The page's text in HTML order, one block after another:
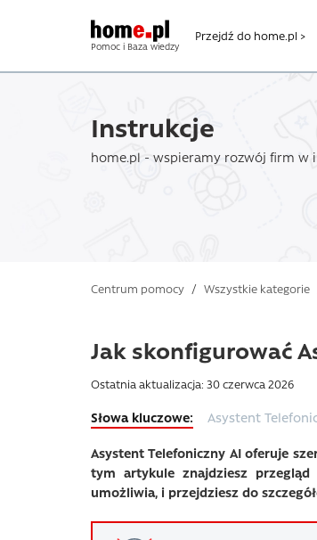
Pomoc i Baza wiedzy
Przejdź do home.pl >
Instrukcje
home.pl - wspieramy rozwój firm w
Centrum pomocy / Wszystkie kategorie
Jak skonfigurować
Ostatnia aktualizacja: 30 czerwca 2026
Asystent
Asystent Telefoniczny AI oferuje
tym artykule znajdziesz
umożliwia, i przejdziesz do